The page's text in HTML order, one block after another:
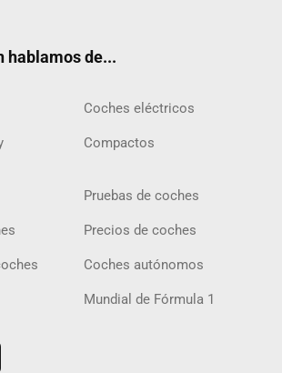
hablamos de...
Coches eléctricos
Compactos
Pruebas de coches
Precios de coches
Coches autónomos
Mundial de Fórmula 1